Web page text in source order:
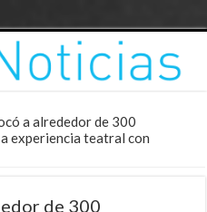
a alrededor de 300
experiencia teatral con
de 300